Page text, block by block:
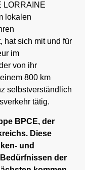
LORRAINE
lokalen
hat sich mit und für
im
von ihr
800 km
selbstverständlich
tätig.
BPCE, der
Diese
und
der